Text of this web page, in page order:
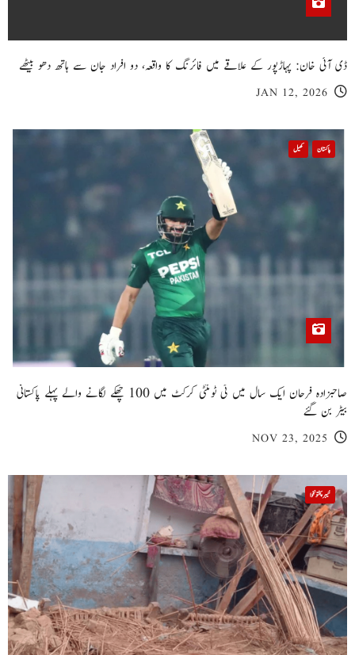
ڈی آئی خان: پہاڑپور کے علاقے میں فائرنگ کا واقعہ، دو افراد جان سے ہاتھ دھو بیٹھے
JAN 12, 2026
پاکستان کھیل
صاحبزادہ فرحان ایک سال میں ٹی ٹوئنٹی کرکٹ میں 100 چھکے لگانے والے پہلے پاکستانی
بیٹر بن گئے
NOV 23, 2025
خیبر پختونخوا